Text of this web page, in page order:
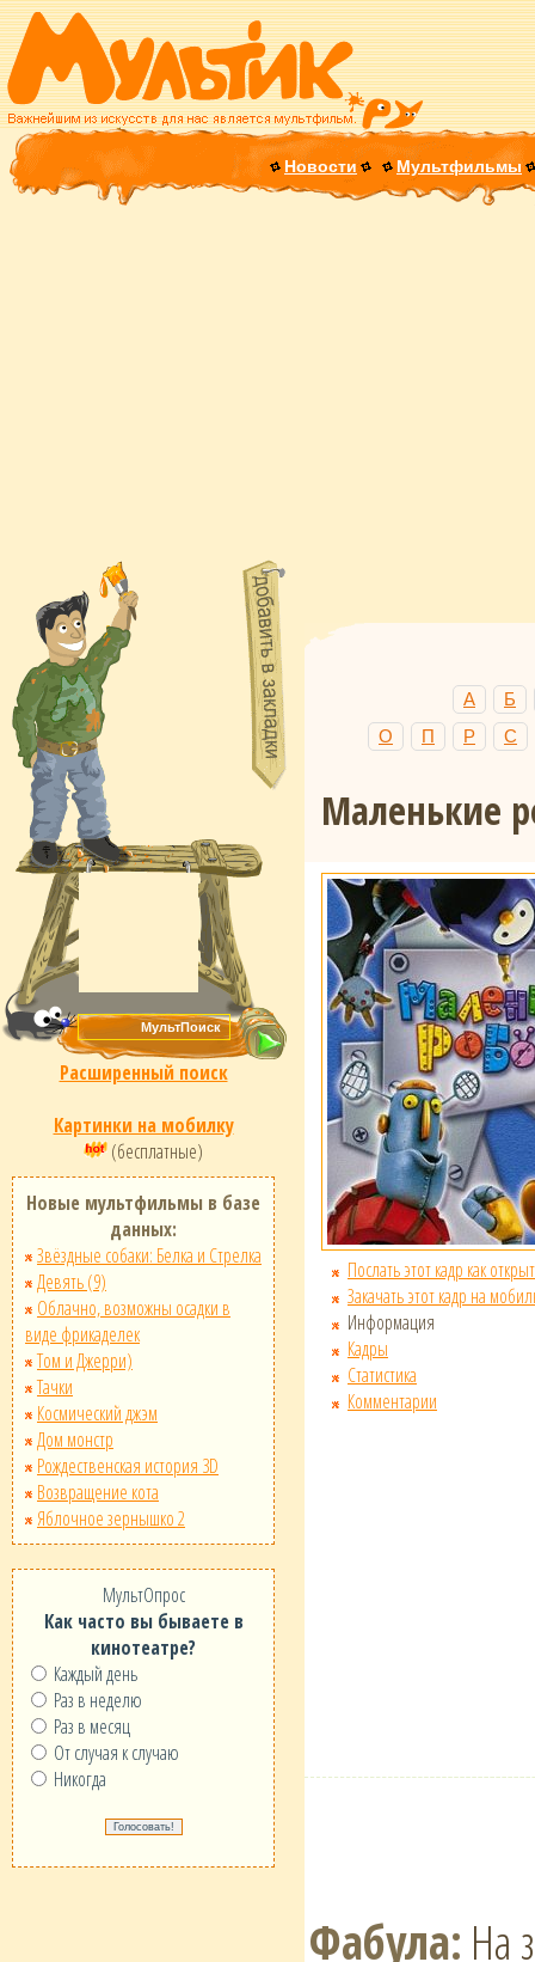
Новости Мультфильмы
Расширенный поиск
Картинки на мобилку
(бесплатные)
Новые мультфильмы в базе
данных:
Звёздные собаки: Белка и Стрелка
Девять (9)
Облачно, возможны осадки в
виде фрикаделек
Том и Джерри)
Тачки
Космический джэм
Дом монстр
Рождественская история 3D
Возвращение кота
Яблочное зернышко 2
МультОпрос
Как часто вы бываете в
кинотеатре?
Каждый день
Раз в неделю
Раз в месяц
От случая к случаю
Никогда
А
Б
О
П Р С
Маленькие
Послать этот кадр как
Закачать этот кадр на
Информация
Кадры
Статистика
Комментарии
Фабула: На